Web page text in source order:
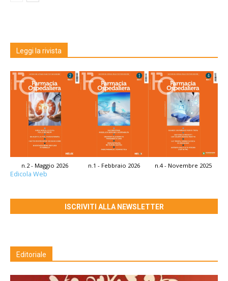
Leggi la rivista
n.2 - Maggio 2026 n.1 - Febbraio 2026 n.4 - Novembre 2025
Edicola Web
ISCRIVITI ALLA NEWSLETTER
Editoriale